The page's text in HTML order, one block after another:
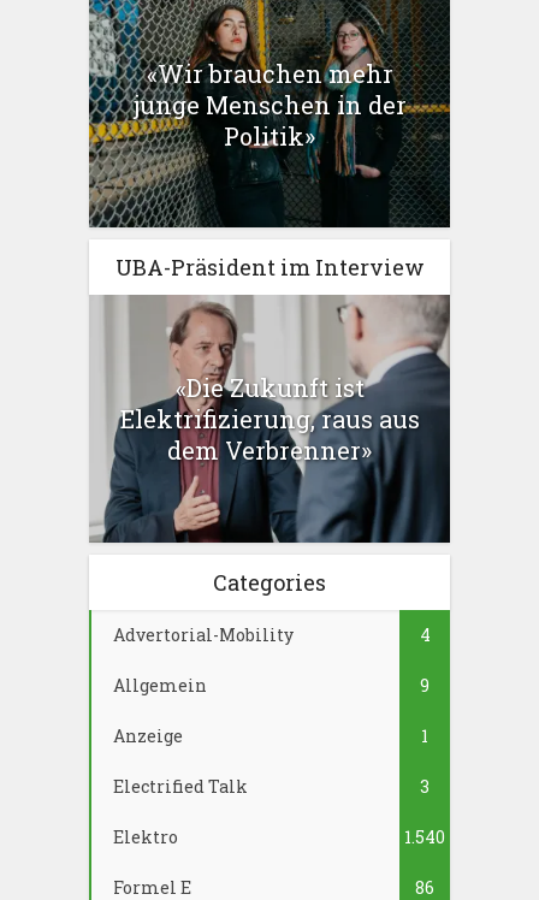
«Wir brauchen mehr
junge Menschen in der
Politik»
UBA-Präsident im Interview
«Die Zukunft ist
Elektrifizierung, raus aus
dem Verbrenner»
Categories
Advertorial-Mobility 4
Allgemein 9
Anzeige 1
Electrified Talk 3
Elektro 1.540
Formel E 86